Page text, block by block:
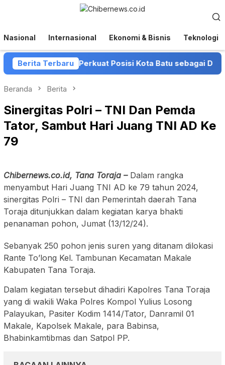
Nasional Internasional Ekonomi & Bisnis Teknologi
Berita Terbaru
Pemkot Batu Perkuat Posisi Kota Batu sebagai
Beranda Berita
Sinergitas Polri – TNI Dan Pemda
Tator, Sambut Hari Juang TNI AD Ke
79
Chibernews.co.id, Tana Toraja –Dalam rangka
menyambut Hari Juang TNI AD ke 79 tahun 2024,
sinergitas Polri – TNI dan Pemerintah daerah Tana
Toraja ditunjukkan dalam kegiatan karya bhakti
penanaman pohon, Jumat (13/12/24).
Sebanyak 250 pohon jenis suren yang ditanam dilokasi
Rante To’long Kel. Tambunan Kecamatan Makale
Kabupaten Tana Toraja.
Dalam kegiatan tersebut dihadiri Kapolres Tana Toraja
yang di wakili Waka Polres Kompol Yulius Losong
Palayukan, Pasiter Kodim 1414/Tator, Danramil 01
Makale, Kapolsek Makale, para Babinsa,
Bhabinkamtibmas dan Satpol PP.